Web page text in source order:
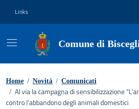
Links
Comune di
Home / Novità / Comunicati
/ Al via la campagna di sensibilizzazione
contro l’abbandono degli animali domestici